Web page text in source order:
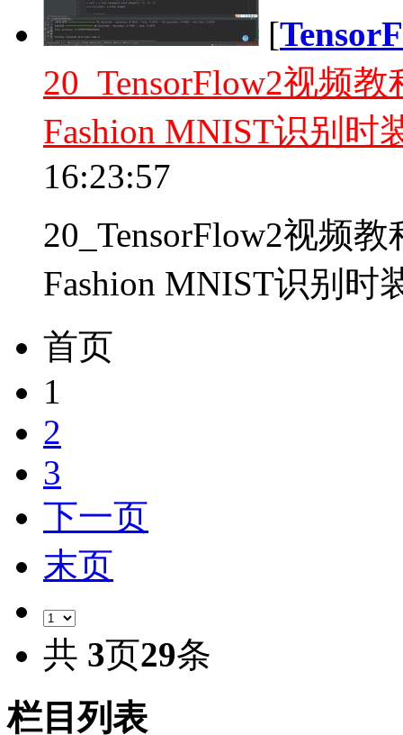
[
20_TensorFlow2视频
Fashion MNIST识别时
16:23:57
20_TensorFlow2视频
Fashion MNIST识别时
首页
1
2
3
下一页
末页
共 3页29条
栏目列表